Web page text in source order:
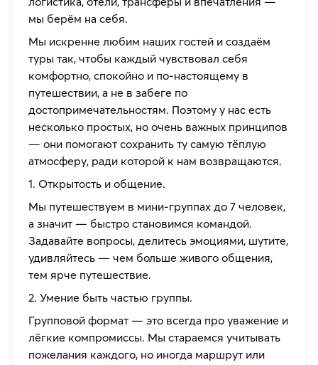
мы берём на себя.
Мы искренне любим наших гостей и создаём
туры так, чтобы каждый чувствовал себя
комфортно, спокойно и по-настоящему в
путешествии, а не в забеге по
достопримечательностям. Поэтому у нас есть
несколько простых, но очень важных принципов
— они помогают сохранить ту самую тёплую
атмосферу, ради которой к нам возвращаются.
1. Открытость и общение.
Мы путешествуем в мини-группах до 7 человек,
а значит — быстро становимся командой.
Задавайте вопросы, делитесь эмоциями, шутите,
удивляйтесь — чем больше живого общения,
тем ярче путешествие.
2. Умение быть частью группы.
Групповой формат — это всегда про уважение и
лёгкие компромиссы. Мы стараемся учитывать
пожелания каждого, но иногда маршрут или